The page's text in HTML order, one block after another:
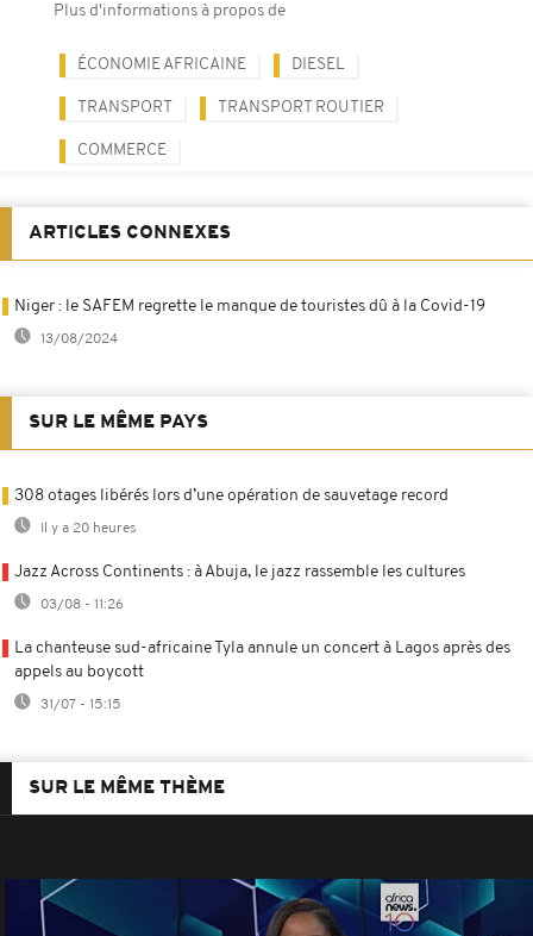
Plus d'informations à propos de
ÉCONOMIE AFRICAINE DIESEL
TRANSPORT TRANSPORT ROUTIER
COMMERCE
ARTICLES CONNEXES
Niger : le SAFEM regrette le manque de touristes dû à la Covid-19
13/08/2024
SUR LE MÊME PAYS
308 otages libérés lors d’une opération de sauvetage record
Il y a 20 heures
Jazz Across Continents : à Abuja, le jazz rassemble les cultures
03/08 - 11:26
La chanteuse sud-africaine Tyla annule un concert à Lagos après des
appels au boycott
31/07 - 15:15
SUR LE MÊME THÈME